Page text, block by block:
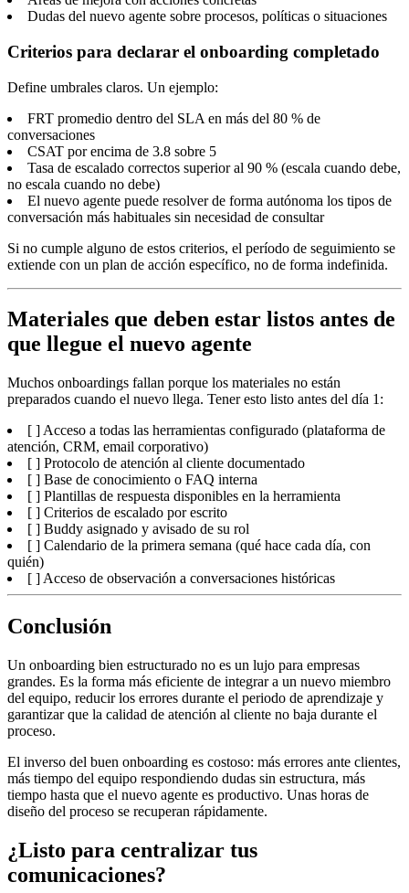
Dudas del nuevo agente sobre procesos, políticas o situaciones
Criterios para declarar el onboarding completado
Define umbrales claros. Un ejemplo:
FRT promedio dentro del SLA en más del 80 % de
conversaciones
CSAT por encima de 3.8 sobre 5
Tasa de escalado correctos superior al 90 % (escala cuando debe,
no escala cuando no debe)
El nuevo agente puede resolver de forma autónoma los tipos de
conversación más habituales sin necesidad de consultar
Si no cumple alguno de estos criterios, el período de seguimiento se
extiende con un plan de acción específico, no de forma indefinida.
Materiales que deben estar listos antes de
que llegue el nuevo agente
Muchos onboardings fallan porque los materiales no están
preparados cuando el nuevo llega. Tener esto listo antes del día 1:
[ ] Acceso a todas las herramientas configurado (plataforma de
atención, CRM, email corporativo)
[ ] Protocolo de atención al cliente documentado
[ ] Base de conocimiento o FAQ interna
[ ] Plantillas de respuesta disponibles en la herramienta
[ ] Criterios de escalado por escrito
[ ] Buddy asignado y avisado de su rol
[ ] Calendario de la primera semana (qué hace cada día, con
quién)
[ ] Acceso de observación a conversaciones históricas
Conclusión
Un onboarding bien estructurado no es un lujo para empresas
grandes. Es la forma más eficiente de integrar a un nuevo miembro
del equipo, reducir los errores durante el periodo de aprendizaje y
garantizar que la calidad de atención al cliente no baja durante el
proceso.
El inverso del buen onboarding es costoso: más errores ante clientes,
más tiempo del equipo respondiendo dudas sin estructura, más
tiempo hasta que el nuevo agente es productivo. Unas horas de
diseño del proceso se recuperan rápidamente.
¿Listo para centralizar tus
comunicaciones?